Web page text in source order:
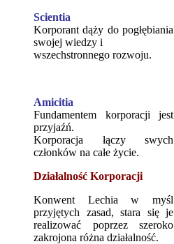
Scientia
Korporant dąży do pogłębiania
swojej wiedzy i
wszechstronnego rozwoju.
Amicitia
Fundamentem korporacji jest
przyjaźń.
Korporacja łączy swych
członków na całe życie.
Działalność Korporacji
Konwent Lechia w myśl
przyjętych zasad, stara się je
realizować poprzez szeroko
zakrojona różna działalność.